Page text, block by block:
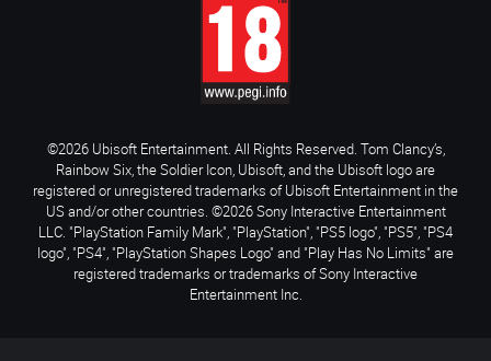
©2026 Ubisoft Entertainment. All Rights Reserved. Tom Clancy’s,
Rainbow Six, the Soldier Icon, Ubisoft, and the Ubisoft logo are
registered or unregistered trademarks of Ubisoft Entertainment in the
US and/or other countries. ©2026 Sony Interactive Entertainment
LLC. "PlayStation Family Mark", "PlayStation", "PS5 logo", "PS5", "PS4
logo", "PS4", "PlayStation Shapes Logo" and "Play Has No Limits" are
registered trademarks or trademarks of Sony Interactive
Entertainment Inc.